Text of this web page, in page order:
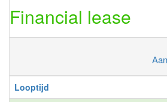
Financial lease
Looptijd